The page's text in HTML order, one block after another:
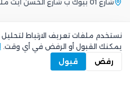
شارع 01 بيوك ب شارع الحسن أيت ملول
2026
Afiray
الشروط·
نستخدم ملفات تعريف الارتباط لتحليل
يمكنك القبول أو الرفض في أي وقت.
رفض
قبول